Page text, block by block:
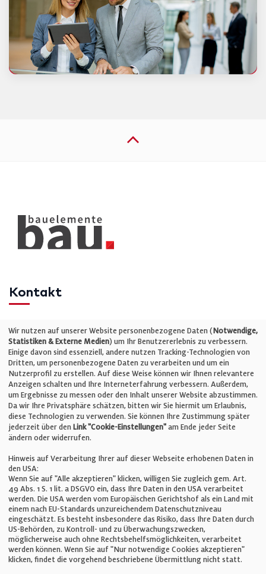
Kontakt
Telefon: +49 (0)711 2585563-0
E-Mail:info@bauelemente-bau.eu
Unternehmen
Impressum
Cookie-Einstellungen
AGB
Wir nutzen auf unserer Website personenbezogene Daten (Notwendige,
Statistiken & Externe Medien) um Ihr Benutzererlebnis zu verbessern.
Einige davon sind essenziell, andere nutzen Tracking-Technologien von
Dritten, um personenbezogene Daten zu verarbeiten und um ein
Nutzerprofil zu erstellen. Auf diese Weise können wir Ihnen relevantere
Anzeigen schalten und Ihre Interneterfahrung verbessern. Außerdem,
um Ergebnisse zu messen oder den Inhalt unserer Website abzustimmen.
Da wir Ihre Privatsphäre schätzen, bitten wir Sie hiermit um Erlaubnis,
diese Technologien zu verwenden. Sie können Ihre Zustimmung später
jederzeit über den Link "Cookie-Einstellungen" am Ende jeder Seite
ändern oder widerrufen.
Hinweis auf Verarbeitung Ihrer auf dieser Webseite erhobenen Daten in
den USA:
Wenn Sie auf "Alle akzeptieren" klicken, willigen Sie zugleich gem. Art.
49 Abs. 1 S. 1 lit. a DSGVO ein, dass Ihre Daten in den USA verarbeitet
werden. Die USA werden vom Europäischen Gerichtshof als ein Land mit
einem nach EU-Standards unzureichendem Datenschutzniveau
eingeschätzt. Es besteht insbesondere das Risiko, dass Ihre Daten durch
US-Behörden, zu Kontroll- und zu Überwachungszwecken,
möglicherweise auch ohne Rechtsbehelfsmöglichkeiten, verarbeitet
werden können. Wenn Sie auf "Nur notwendige Cookies akzeptieren"
klicken, findet die vorgehend beschriebene Übermittlung nicht statt.